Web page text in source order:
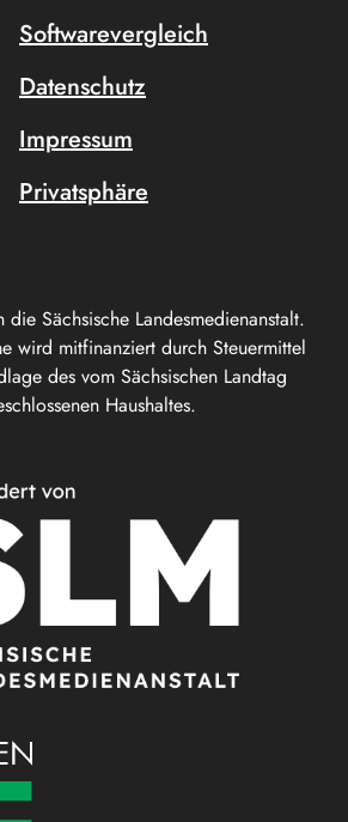
Sächsische Landesmedienanstalt.
wird mitfinanziert durch Steuermittel
des vom Sächsischen Landtag
Haushaltes.
Softwarevergleich
Datenschutz
Impressum
Privatsphäre